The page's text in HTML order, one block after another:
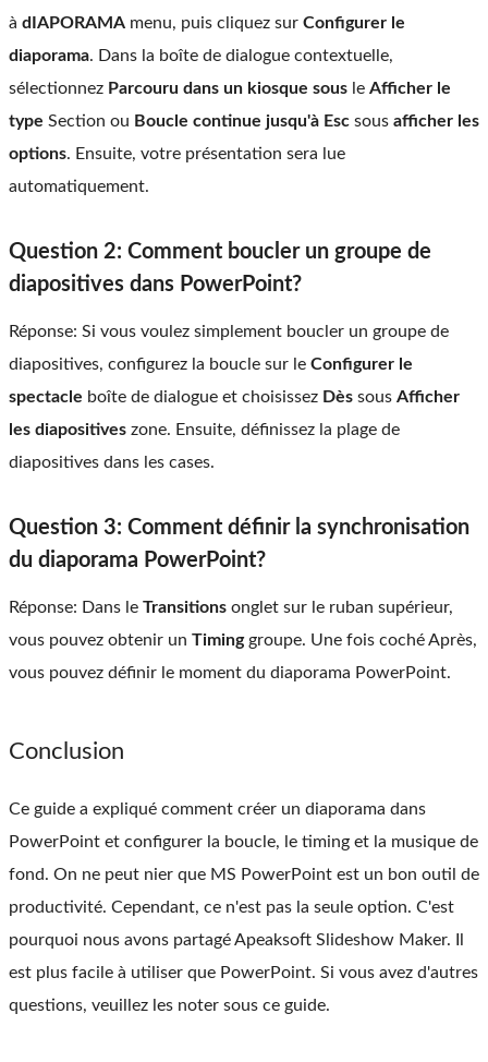
à dIAPORAMA menu, puis cliquez sur Configurer le
diaporama. Dans la boîte de dialogue contextuelle,
sélectionnez Parcouru dans un kiosque sous le Afficher le
type Section ou Boucle continue jusqu'à Esc sous afficher les
options. Ensuite, votre présentation sera lue
automatiquement.
Question 2: Comment boucler un groupe de
diapositives dans PowerPoint?
Réponse: Si vous voulez simplement boucler un groupe de
diapositives, configurez la boucle sur le Configurer le
spectacle boîte de dialogue et choisissez Dès sous Afficher
les diapositives zone. Ensuite, définissez la plage de
diapositives dans les cases.
Question 3: Comment définir la synchronisation
du diaporama PowerPoint?
Réponse: Dans le Transitions onglet sur le ruban supérieur,
vous pouvez obtenir un Timinggroupe. Une fois coché Après,
vous pouvez définir le moment du diaporama PowerPoint.
Conclusion
Ce guide a expliqué comment créer un diaporama dans
PowerPoint et configurer la boucle, le timing et la musique de
fond. On ne peut nier que MS PowerPoint est un bon outil de
productivité. Cependant, ce n'est pas la seule option. C'est
pourquoi nous avons partagé Apeaksoft Slideshow Maker. Il
est plus facile à utiliser que PowerPoint. Si vous avez d'autres
questions, veuillez les noter sous ce guide.